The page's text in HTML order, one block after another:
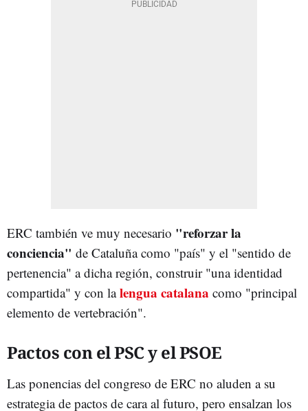
ERC también ve muy necesario "reforzar la
conciencia" de Cataluña como "país" y el "sentido de
pertenencia" a dicha región, construir "una identidad
compartida" y con lalengua catalana como "principal
elemento de vertebración".
Pactos con el PSC y el PSOE
Las ponencias del congreso de ERC no aluden a su
estrategia de pactos de cara al futuro, pero ensalzan los